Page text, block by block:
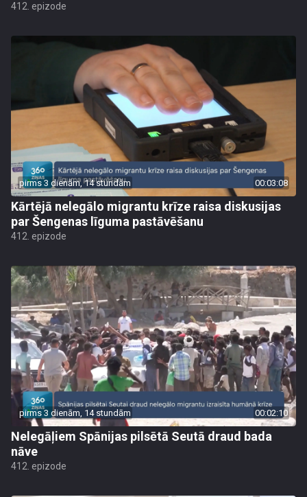
412. epizode
pirms 3 dienām, 14 stundām 00:03:08
Kārtējā nelegālo migrantu krīze raisa diskusijas
par Šengenas līguma pastāvēšanu
412. epizode
pirms 3 dienām, 14 stundām 00:02:10
Nelegāļiem Spānijas pilsētā Seutā draud bada
nāve
412. epizode